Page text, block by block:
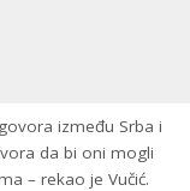
između Srba i
da bi oni mogli
– rekao je Vučić.